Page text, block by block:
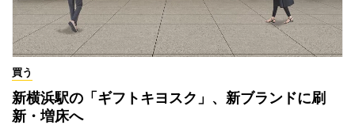
買う
新横浜駅の「ギフトキヨスク」、新ブランドに刷
新・増床へ